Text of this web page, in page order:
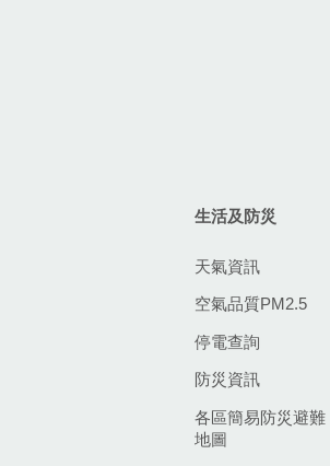
生活及防災
天氣資訊
空氣品質PM2.5
停電查詢
防災資訊
各區簡易防災避難
地圖